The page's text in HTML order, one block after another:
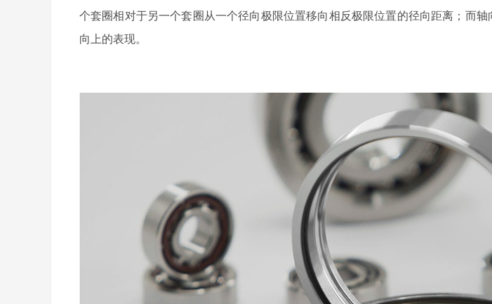
个套圈相对于另一个套圈从一个径向极限位置移向相反极限位置的径向距离；而
向上的表现。